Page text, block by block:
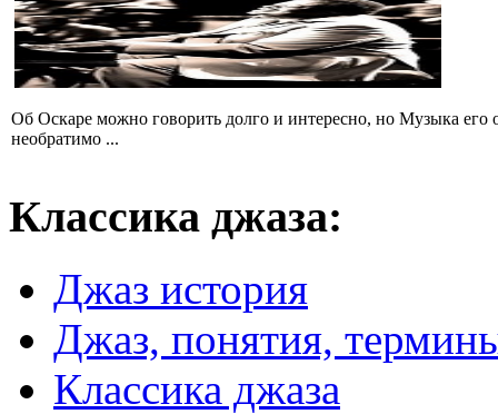
Об Оскаре можно говорить долго и интересно, но Музыка его
необратимо ...
Классика джаза:
Джаз история
Джаз, понятия,
Классика джаза